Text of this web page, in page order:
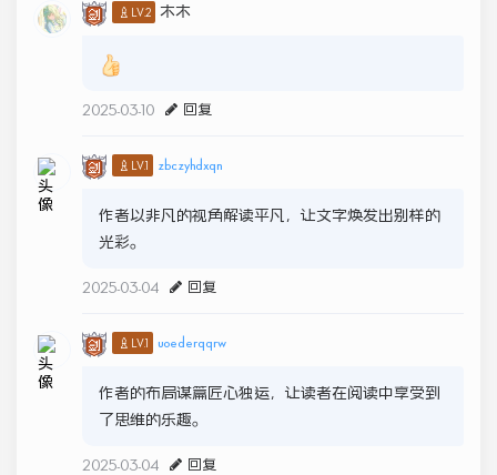
♙LV.2 木木
2025-03-10 回复
♙LV.1 zbczyhdxqn
作者以非凡的视角解读平凡，让文字焕发出别样的
光彩。
2025-03-04 回复
♙LV.1 uoederqqrw
作者的布局谋篇匠心独运，让读者在阅读中享受到
了思维的乐趣。
2025-03-04 回复